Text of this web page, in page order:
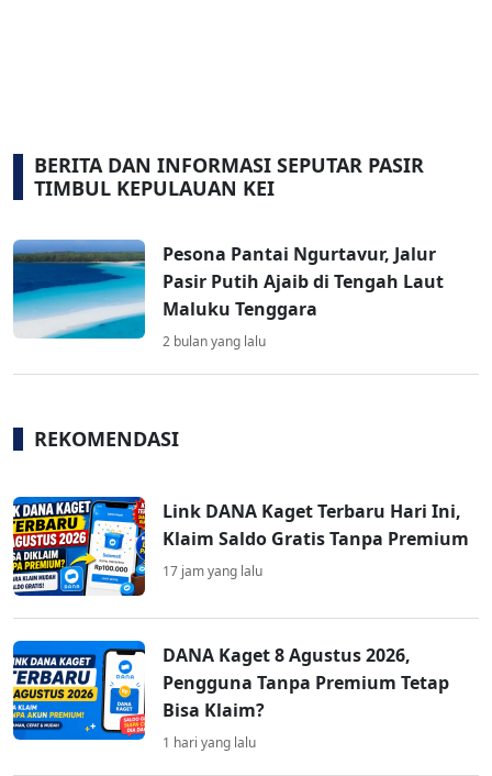
BERITA DAN INFORMASI SEPUTAR PASIR
TIMBUL KEPULAUAN KEI
Pesona Pantai Ngurtavur, Jalur
Pasir Putih Ajaib di Tengah Laut
Maluku Tenggara
2 bulan yang lalu
REKOMENDASI
Link DANA Kaget Terbaru Hari Ini,
Klaim Saldo Gratis Tanpa Premium
17 jam yang lalu
DANA Kaget 8 Agustus 2026,
Pengguna Tanpa Premium Tetap
Bisa Klaim?
1 hari yang lalu